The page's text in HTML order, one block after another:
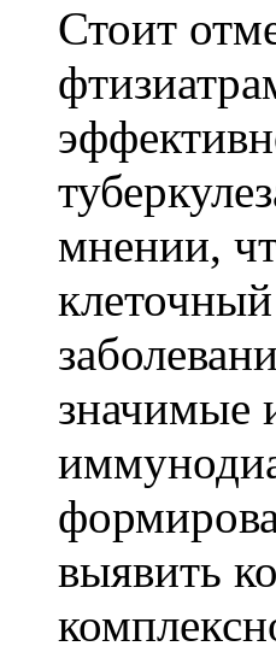
Стоит
мнении,
значимые
выявить